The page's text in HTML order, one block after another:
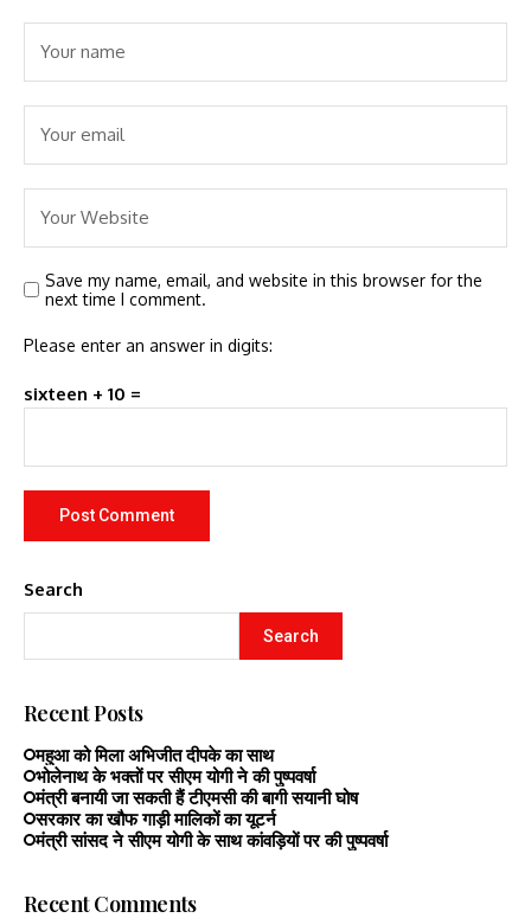
Save my name, email, and website in this browser for the
next time I comment.
Please enter an answer in digits:
sixteen + 10 =
Search
Search
Recent Posts
महुआ को मिला अभिजीत दीपके का साथ
भोलेनाथ के भक्तों पर सीएम योगी ने की पुष्पवर्षा
मंत्री बनायी जा सकती हैं टीएमसी की बागी सयानी घोष
सरकार का खौफ गाड़ी मालिकों का यूटर्न
मंत्री सांसद ने सीएम योगी के साथ कांवड़ियों पर की पुष्पवर्षा
Recent Comments